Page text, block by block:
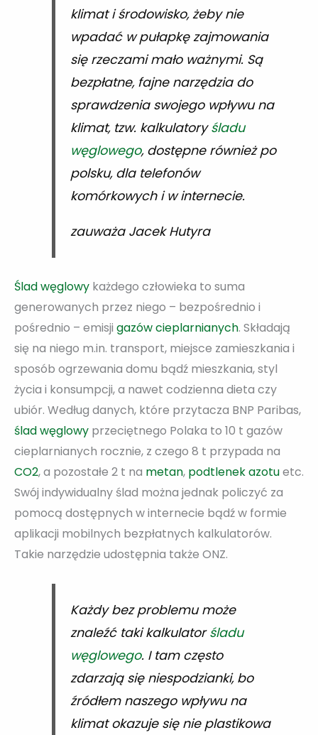
klimat i środowisko, żeby nie
wpadać w pułapkę zajmowania
się rzeczami mało ważnymi. Są
bezpłatne, fajne narzędzia do
sprawdzenia swojego wpływu na
klimat, tzw. kalkulatoryśladu
węglowego, dostępne również po
polsku, dla telefonów
komórkowych i w internecie.
zauważa Jacek Hutyra
Ślad węglowy każdego człowieka to suma
generowanych przez niego – bezpośrednio i
pośrednio – emisji gazów cieplarnianych. Składają
się na niego m.in. transport, miejsce zamieszkania i
sposób ogrzewania domu bądź mieszkania, styl
życia i konsumpcji, a nawet codzienna dieta czy
ubiór. Według danych, które przytacza BNP Paribas,
ślad węglowy przeciętnego Polaka to 10 t gazów
cieplarnianych rocznie, z czego 8 t przypada na
CO2, a pozostałe 2 t na metan, podtlenek azotuetc.
Swój indywidualny ślad można jednak policzyć za
pomocą dostępnych w internecie bądź w formie
aplikacji mobilnych bezpłatnych kalkulatorów.
Takie narzędzie udostępnia także ONZ.
Każdy bez problemu może
znaleźć taki kalkulatorśladu
węglowego. I tam często
zdarzają się niespodzianki, bo
źródłem naszego wpływu na
klimat okazuje się nie plastikowa